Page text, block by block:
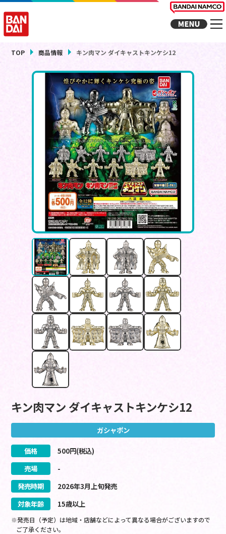
TOP 商品情報 キン肉マン ダイキャストキンケシ12
キン肉マン ダイキャストキンケシ12
ガシャポン
価格 500円(税込)
売場
-
発売時期
2026年3月 上旬発売
対象年齢
15歳以上
※発売日（予定）は地域・店舗などによって異なる場合がございますので
ご了承ください。